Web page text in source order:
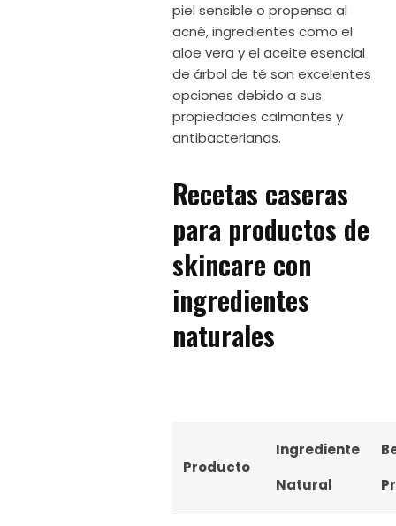
piel sensible o propensa al
acné, ingredientes como el
aloe vera y el aceite esencial
de árbol de té son excelentes
opciones debido a sus
propiedades calmantes y
antibacterianas.
Recetas caseras
para productos de
skincare con
ingredientes
naturales
Producto
Ingrediente
Natural